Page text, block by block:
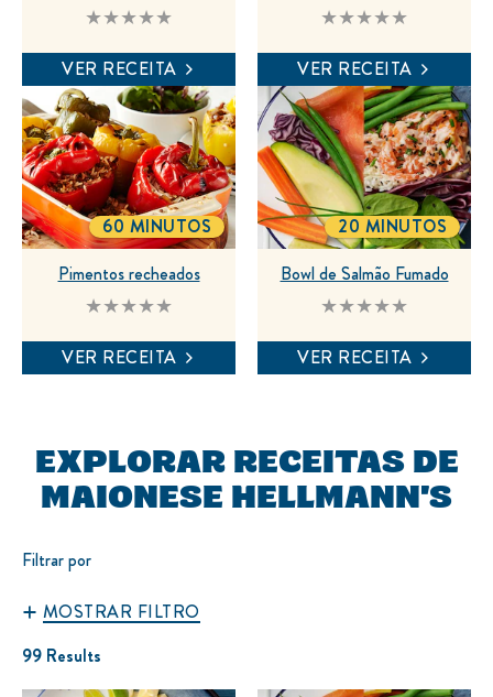
Nenhuma
para
este
recipe
VER RECEITA
Nenhuma
para
este
recipe
VER RECEITA
Nenhuma
para
este
Pimentos recheados
TOTALTIME
60 MINUTOS
VER RECEITA
Nenhuma
para
este
Bowl de Salmão Fumado
TOTALTIME
20 MINUTOS
VER RECEITA
EXPLORAR RECEITAS DE
MAIONESE HELLMANN'S
Filtrar por
MOSTRAR FILTRO
99 Results